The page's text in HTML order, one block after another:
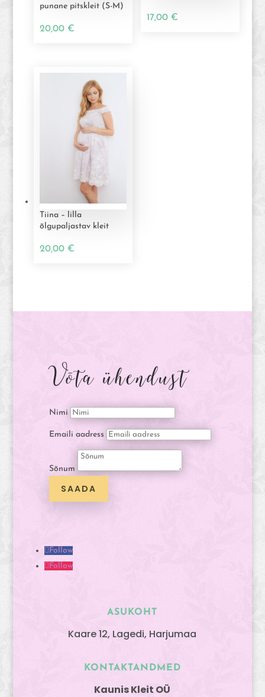
punane pitskleit (S-M)
20,00 €
17,00 €
Tiina – lilla
õlgupaljastav kleit
20,00 €
Võta ühendust
Nimi
Emaili aadress
Sõnum
SAADA
Follow
Follow
ASUKOHT
Kaare 12, Lagedi, Harjumaa
KONTAKTANDMED
Kaunis Kleit OÜ